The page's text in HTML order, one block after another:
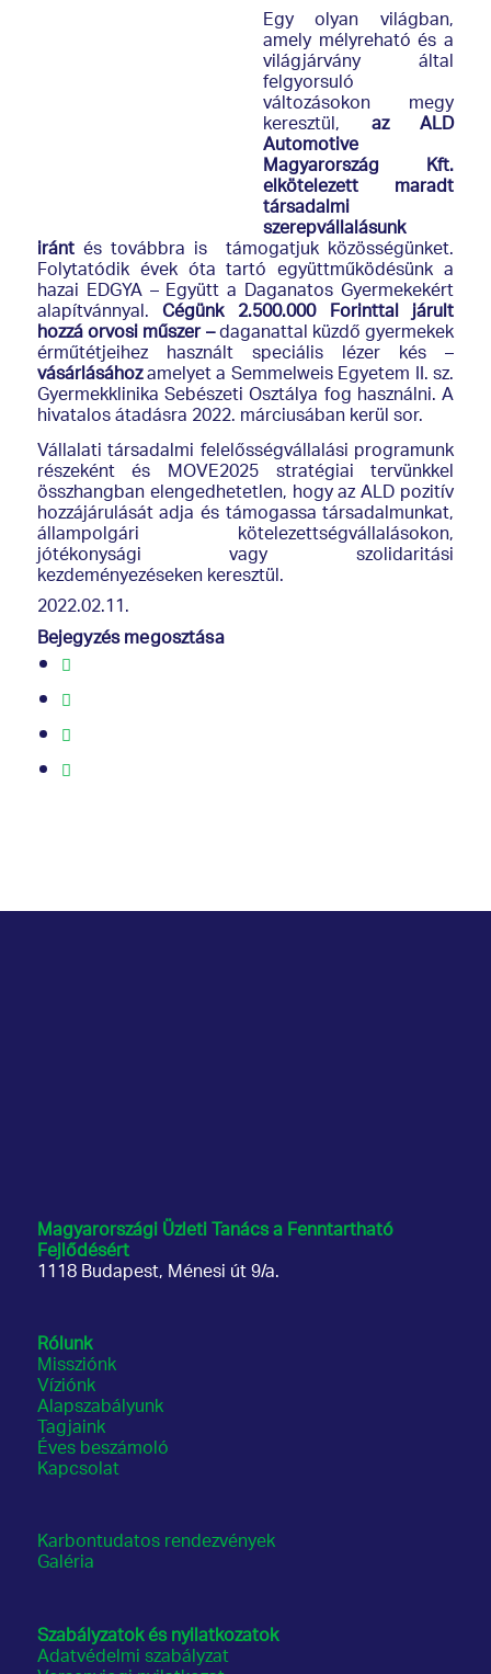
Egy olyan világban,
amely mélyreható és a
világjárvány által
felgyorsuló
változásokon megy
keresztül, az ALD
Automotive
Magyarország Kft.
elkötelezett maradt
társadalmi
szerepvállalásunk
irántés továbbra is támogatjuk közösségünket.
Folytatódik évek óta tartó együttműködésünk a
hazai EDGYA – Együtt a Daganatos Gyermekekért
alapítvánnyal.Cégünk 2.500.000 Forinttal járult
hozzá orvosi műszer–daganattal küzdő gyermekek
érműtétjeihez használt speciális lézer kés –
vásárlásáhozamelyet a Semmelweis Egyetem II. sz.
Gyermekklinika Sebészeti Osztálya fog használni. A
hivatalos átadásra 2022. márciusában kerül sor.
Vállalati társadalmi felelősségvállalási programunk
részeként és MOVE2025 stratégiai tervünkkel
összhangban elengedhetetlen, hogy az ALD pozitív
hozzájárulását adja és támogassa társadalmunkat,
állampolgári kötelezettségvállalásokon,
jótékonysági vagy szolidaritási
kezdeményezéseken keresztül.
2022.02.11.
Bejegyzés megosztása
Magyarországi Üzleti Tanácsa Fenntartható
Fejlődésért
1118 Budapest, Ménesi út 9/a.
Rólunk
Missziónk
Víziónk
Alapszabályunk
Tagjaink
Éves beszámoló
Kapcsolat
Karbontudatos rendezvények
Galéria
Szabályzatok és nyilatkozatok
Adatvédelmi szabályzat